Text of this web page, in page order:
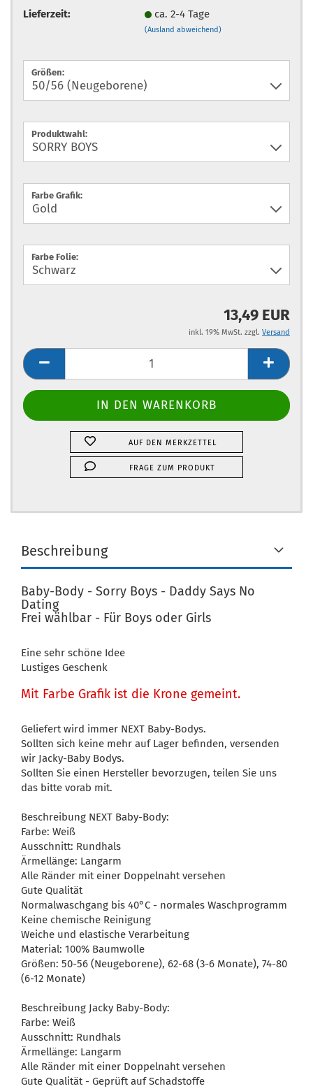
Lieferzeit:
ca. 2-4 Tage
(Ausland abweichend)
Größen:
Produktwahl:
Farbe Grafik:
Farbe Folie:
13,49 EUR
inkl. 19% MwSt. zzgl. Versand
AUF DEN MERKZETTEL
FRAGE ZUM PRODUKT
Beschreibung
Baby-Body - Sorry Boys - Daddy Says No
Dating
Frei wählbar - Für Boys oder Girls
Eine sehr schöne Idee
Lustiges Geschenk
Mit Farbe Grafik ist die Krone gemeint.
Geliefert wird immer NEXT Baby-Bodys.
Sollten sich keine mehr auf Lager befinden, versenden
wir Jacky-Baby Bodys.
Sollten Sie einen Hersteller bevorzugen, teilen Sie uns
das bitte vorab mit.
Beschreibung NEXT Baby-Body:
Farbe: Weiß
Ausschnitt: Rundhals
Ärmellänge: Langarm
Alle Ränder mit einer Doppelnaht versehen
Gute Qualität
Normalwaschgang bis 40°C - normales Waschprogramm
Keine chemische Reinigung
Weiche und elastische Verarbeitung
Material: 100% Baumwolle
Größen: 50-56 (Neugeborene), 62-68 (3-6 Monate), 74-80
(6-12 Monate)
Beschreibung Jacky Baby-Body:
Farbe: Weiß
Ausschnitt: Rundhals
Ärmellänge: Langarm
Alle Ränder mit einer Doppelnaht versehen
Gute Qualität - Geprüft auf Schadstoffe